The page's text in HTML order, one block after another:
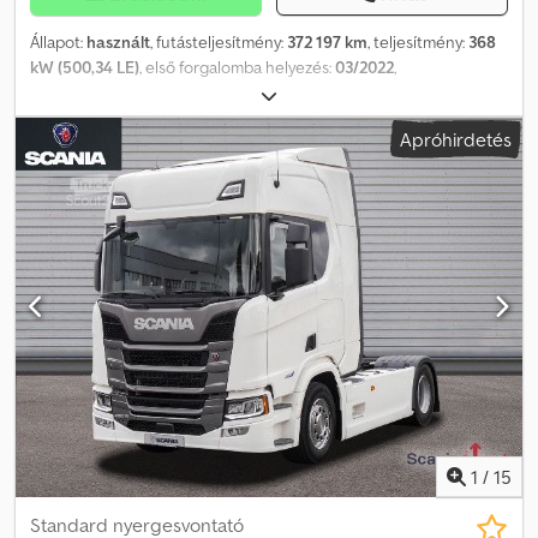
Állapot: használt, futásteljesítmény: 372 197 km, teljesítmény: 368
kW (500,34 LE) , első forgalomba helyezés:03/2022
, össztömeg:
2 tengely, fékek:retarder, hajtástípus:automata, Felszereltség:
ABS, elektronikus stabilitásprogram (ESP), légkondicionálás,
navigációs rendszer, állófűtés, Scania R500 Első forgalomba
helyezés: 2022/03 Futásteljesítmény: 372 197 km Automataváltó
4x2 hajtásképlet Fékrásegítő (Retarder) Euro 6e ABS
Klímaberendezés Tempomat Állóhelyzeti klíma Állóhelyzeti fűtés 2
fekvőhely Hűtőszekrény Mikrohullámú sütő 2 üzemanyagtartály
(700 + 320 liter) Differenciálzár Univerzális hidraulikus
billentő/tolópad rendszer Légrugózás elöl Hátul 4 darab rugó
Dwsdpfx Amozmcnhsgsa Első gumiabroncsok: 385/55 R22.5,
futófelület mélysége: 13 mm Hátsó gumiabroncsok: 315/70 R22.5,
futófelület mélysége: 13 mm Első tulajdonostól Szervizkönyv
szerint karbantartva.
Apróhirdetés
1 / 15
Standard nyergesvontató